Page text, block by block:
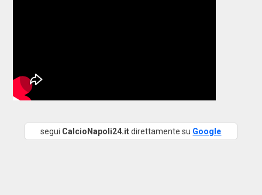
segui CalcioNapoli24.itdirettamente su Google